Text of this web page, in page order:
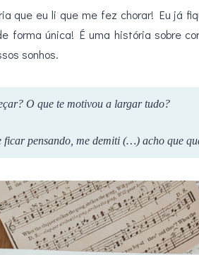
que eu li que me fez chorar! Eu já
forma única! É uma história sobre
sonhos.
O que te motivou a largar tudo?
ficar pensando, me demiti (…) acho que